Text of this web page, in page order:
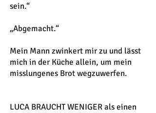
sein.“
„Abgemacht.“
Mein Mann zwinkert mir zu und lässt
mich in der Küche allein, um mein
misslungenes Brot wegzuwerfen.
LUCA BRAUCHT WENIGER als einen